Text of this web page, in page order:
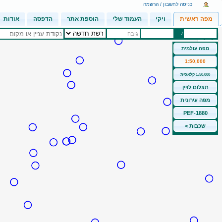
מפה ראשית ויקי העמוד שלי הוספת אתר הדפסה אודות
/ גובה
מפה עולמית
1:50,000
1:50,000 קלאסית
תצלום לויין
מפה עירונית
PEF-1880
שכבות >
כניסה לחשבון / הרשמה